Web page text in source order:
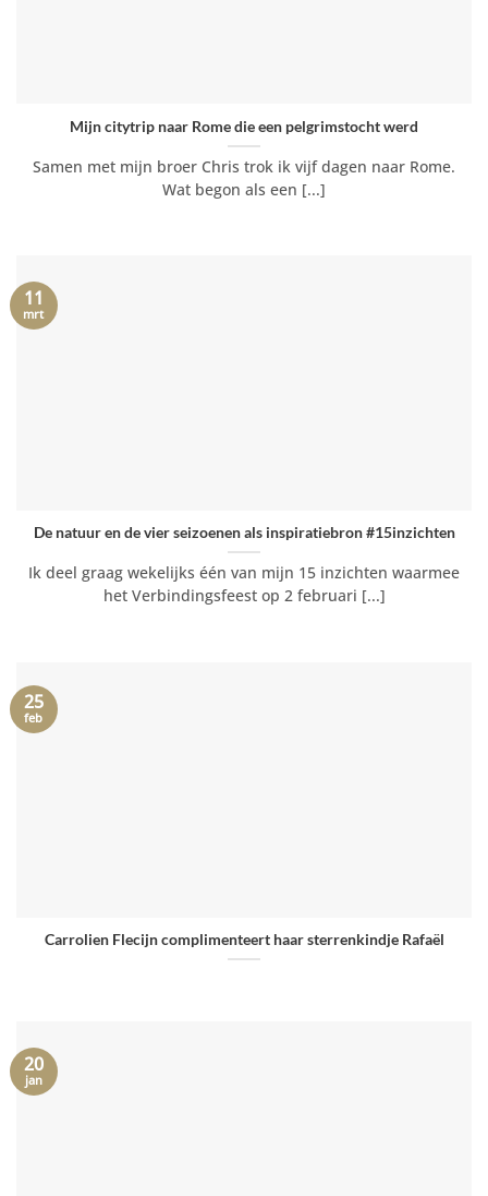
Mijn citytrip naar Rome die een pelgrimstocht werd
Samen met mijn broer Chris trok ik vijf dagen naar Rome.
Wat begon als een [...]
De natuur en de vier seizoenen als inspiratiebron #15inzichten
Ik deel graag wekelijks één van mijn 15 inzichten waarmee
het Verbindingsfeest op 2 februari [...]
11
mrt
Carrolien Flecijn complimenteert haar sterrenkindje Rafaël
25
feb
20
jan